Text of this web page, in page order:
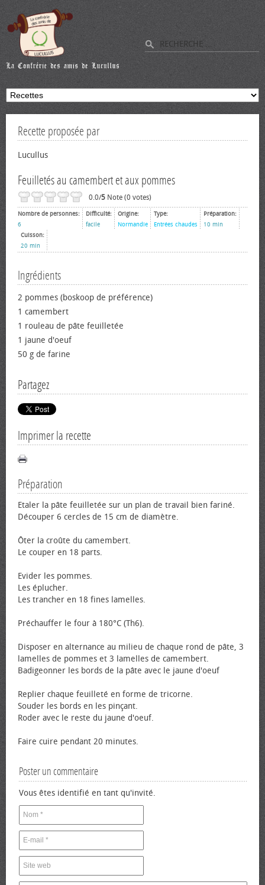
Recette proposée par
Lucullus
Feuilletés au camembert et aux pommes
0.0/5 Note (0 votes)
Nombre de personnes:
6
Difficulté:
facile
Origine:
Normandie
Type:
Entrées chaudes
Préparation:
10 min
Cuisson:
20 min
Ingrédients
2 pommes (boskoop de préférence)
1 camembert
1 rouleau de pâte feuilletée
1 jaune d'œuf
50 g de farine
Partagez
Imprimer la recette
Préparation
Etaler la pâte feuilletée sur un plan de travail bien fariné.
Découper 6 cercles de 15 cm de diamètre.
Ôter la croûte du camembert.
Le couper en 18 parts.
Evider les pommes.
Les éplucher.
Les trancher en 18 fines lamelles.
Préchauffer le four à 180°C (Th6).
Disposer en alternance au milieu de chaque rond de pâte, 3
lamelles de pommes et 3 lamelles de camembert.
Badigeonner les bords de la pâte avec le jaune d'œuf
Replier chaque feuilleté en forme de tricorne.
Souder les bords en les pinçant.
Roder avec le reste du jaune d'œuf.
Faire cuire pendant 20 minutes.
Poster un commentaire
Vous êtes identifié en tant qu'invité.